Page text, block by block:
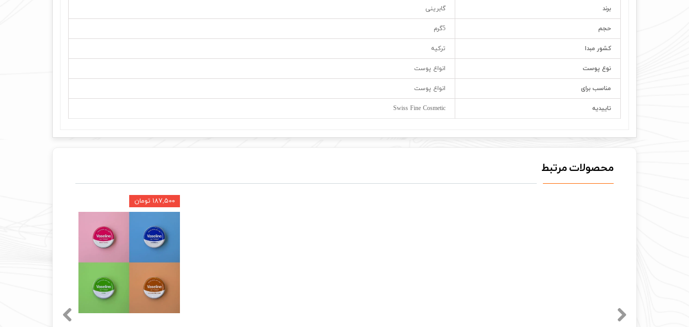
برند گابرینی
حجم 5گرم
کشور مبدا ترکیه
نوع پوست انواع پوست
مناسب برای انواع پوست
تاییدیه Swiss Fine Cosmetic
محصولات مرتبط
۱۸۷,۵۰۰ تومان